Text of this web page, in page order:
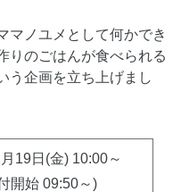
マノユメとして何かでき
のごはんが食べられる
う企画を立ち上げまし
19日(金) 10:00～
開始 09:50～)